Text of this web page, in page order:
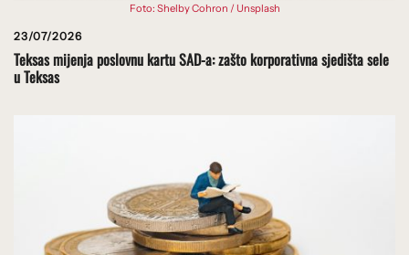
Foto: Shelby Cohron / Unsplash
23/07/2026
Teksas mijenja poslovnu kartu SAD-a: zašto korporativna sjedišta sele
u Teksas